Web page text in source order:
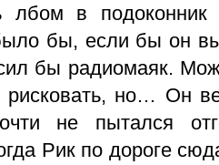
лбом в
бы, если бы он
бы радиомаяк.
но… Он
не пытался
Рик по дороге